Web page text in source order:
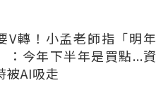
V轉！小孟老師指「明年
：今年下半年是買點...資
被AI吸走